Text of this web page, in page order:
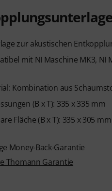
zur akustischen
mit NI Maschine MK3, NI
Kombination aus
(B x T): 335 x 335 mm
Fläche (B x T): 335 x 305 mm
Money-Back-Garantie
Thomann Garantie